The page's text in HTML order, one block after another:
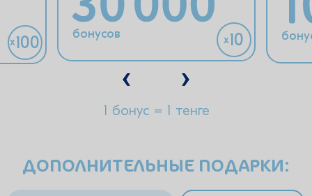
x100 бонусов x10
1 бонус = 1 тенге
ДОПОЛНИТЕЛЬНЫЕ ПОДАРКИ: